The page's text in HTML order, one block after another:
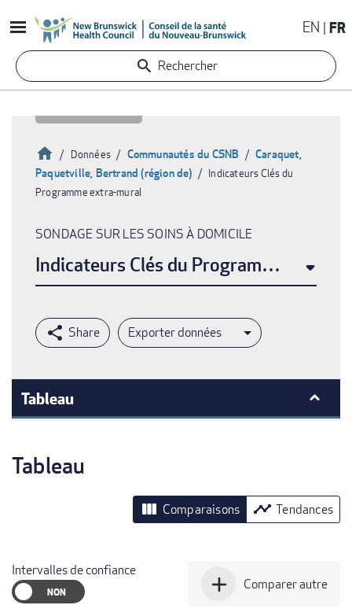
au
contenu
principal
EN FR
Rechercher
Fil
Accueil
Données Communautés du CSNB
Caraquet,
Paquetville, Bertrand (région de)
Indicateurs Clés du
Programme extra-mural
SONDAGE SUR LES SOINS À DOMICILE
Indicateurs Clés du Programme extra-
Exporter données
Tableau
Tableau
view_column Comparaisons timeline Tendances
Intervalles de confiance
add Comparer autre